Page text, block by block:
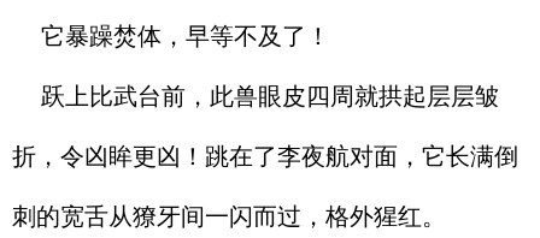
它暴躁焚体，早等不及了！
跃上比武台前，此兽眼皮四周就拱起层层皱
折，令凶眸更凶！跳在了李夜航对面，它长满倒
刺的宽舌从獠牙间一闪而过，格外猩红。